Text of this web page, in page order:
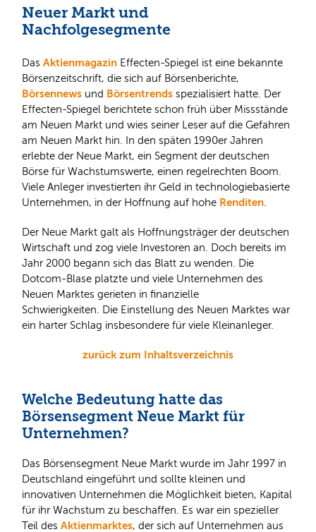
Neuer Markt und
Nachfolgesegmente
Das Aktienmagazin Effecten-Spiegel ist eine bekannte
Börsenzeitschrift, die sich auf Börsenberichte,
Börsennews und Börsentrends spezialisiert hatte. Der
Effecten-Spiegel berichtete schon früh über Missstände
am Neuen Markt und wies seiner Leser auf die Gefahren
am Neuen Markt hin. In den späten 1990er Jahren
erlebte der Neue Markt, ein Segment der deutschen
Börse für Wachstumswerte, einen regelrechten Boom.
Viele Anleger investierten ihr Geld in technologiebasierte
Unternehmen, in der Hoffnung auf hohe Renditen
Der Neue Markt galt als Hoffnungsträger der deutschen
Wirtschaft und zog viele Investoren an. Doch bereits im
Jahr 2000 begann sich das Blatt zu wenden. Die
Dotcom-Blase platzte und viele Unternehmen des
Neuen Marktes gerieten in finanzielle
Schwierigkeiten. Die Einstellung des Neuen Marktes war
ein harter Schlag insbesondere für viele Kleinanleger.
zurück zum Inhaltsverzeichnis
Welche Bedeutung hatte das
Börsensegment Neue Markt für
Unternehmen?
Das Börsensegment Neue Markt wurde im Jahr 1997 in
Deutschland eingeführt und sollte kleinen und
innovativen Unternehmen die Möglichkeit bieten, Kapital
für ihr Wachstum zu beschaffen. Es war ein spezieller
Teil des Aktienmarktes, der sich auf Unternehmen aus